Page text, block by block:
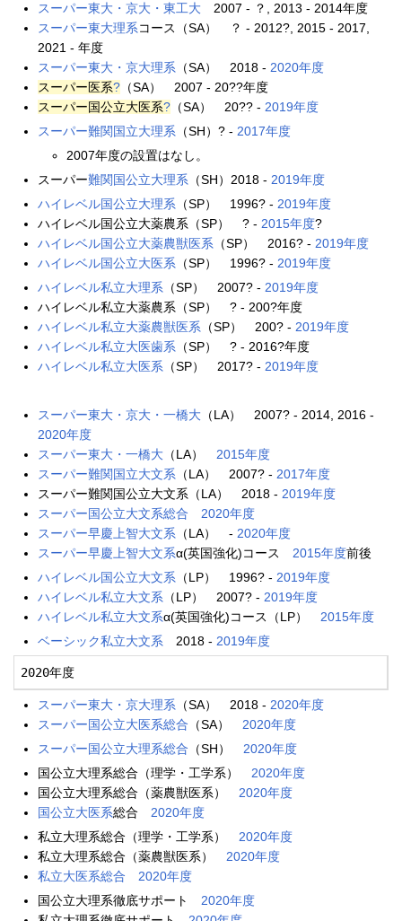
スーパー東大・京大・東工大 2007 - ？, 2013 - 2014年度
スーパー東大理系コース（SA） ？ - 2012?, 2015 - 2017,
2021 - 年度
スーパー東大・京大理系 （SA） 2018 - 2020年度
スーパー医系? （SA） 2007 - 20??年度
スーパー国公立大医系? （SA） 20?? - 2019年度
スーパー難関国立大理系 （SH）? - 2017年度
2007年度の設置はなし。
スーパー難関国公立大理系 （SH）2018 - 2019年度
ハイレベル国公立大理系 （SP） 1996? - 2019年度
ハイレベル国公立大薬農系（SP） ? - 2015年度?
ハイレベル国公立大薬農獣医系 （SP） 2016? - 2019年度
ハイレベル国公立大医系 （SP） 1996? - 2019年度
ハイレベル私立大理系 （SP） 2007? - 2019年度
ハイレベル私立大薬農系（SP） ? - 200?年度
ハイレベル私立大薬農獣医系 （SP） 200? - 2019年度
ハイレベル私立大医歯系 （SP） ? - 2016?年度
ハイレベル私立大医系 （SP） 2017? - 2019年度
スーパー東大・京大・一橋大 （LA） 2007? - 2014, 2016 -
2020年度
スーパー東大・一橋大 （LA） 2015年度
スーパー難関国立大文系 （LA） 2007? - 2017年度
スーパー難関国公立大文系（LA） 2018 - 2019年度
スーパー国公立大文系総合
2020年度
スーパー早慶上智大文系 （LA） - 2020年度
スーパー早慶上智大文系α(英国強化)コース 2015年度前後
ハイレベル国公立大文系 （LP） 1996? - 2019年度
ハイレベル私立大文系 （LP） 2007? - 2019年度
ハイレベル私立大文系α(英国強化)コース（LP） 2015年度
ベーシック私立大文系 2018 - 2019年度
2020年度
スーパー東大・京大理系 （SA） 2018 - 2020年度
スーパー国公立大医系総合 （SA） 2020年度
スーパー国公立大理系総合 （SH） 2020年度
国公立大理系総合（理学・工学系） 2020年度
国公立大理系総合（薬農獣医系） 2020年度
国公立大医系総合 2020年度
私立大理系総合（理学・工学系） 2020年度
私立大理系総合（薬農獣医系） 2020年度
私立大医系総合
2020年度
国公立大理系徹底サポート 2020年度